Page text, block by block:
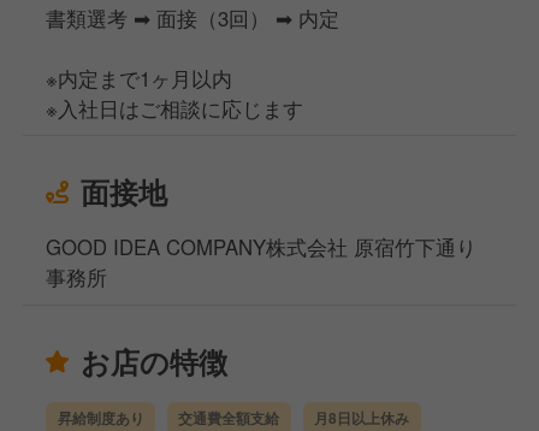
書類選考 ➡ 面接（3回） ➡ 内定
※内定まで1ヶ月以内
※入社日はご相談に応じます
面接地
GOOD IDEA COMPANY株式会社 原宿竹下通り
事務所
お店の特徴
昇給制度あり 交通費全額支給 月8日以上休み